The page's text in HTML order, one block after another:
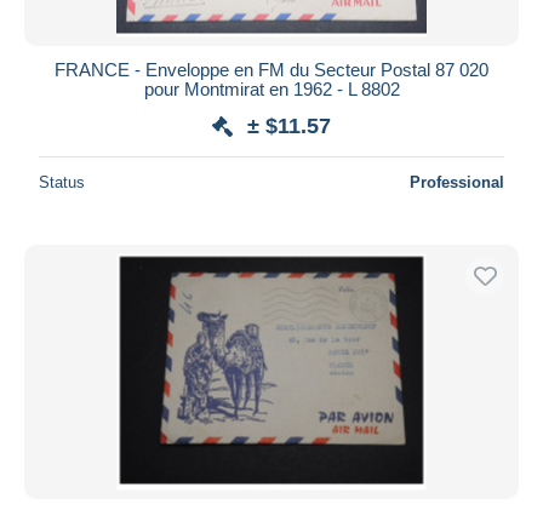
FRANCE - Enveloppe en FM du Secteur Postal 87 020
pour Montmirat en 1962 - L 8802
± $11.57
Status Professional